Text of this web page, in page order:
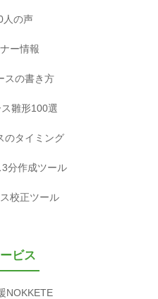
人の声
ー情報
スの書き方
雛形100選
のタイミング
分作成ツール
校正ツール
ビス
NOKKETE